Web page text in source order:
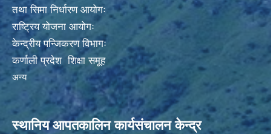
तथा सिमा निर्धारण आयोगः
राष्ट्रिय योजना आयोगः
केन्द्रीय पन्जिकरण विभागः
कर्णाली प्रदेश शिक्षा समूह
अन्य
स्थानिय आपतकालिन कार्यसंचालन केन्द्र